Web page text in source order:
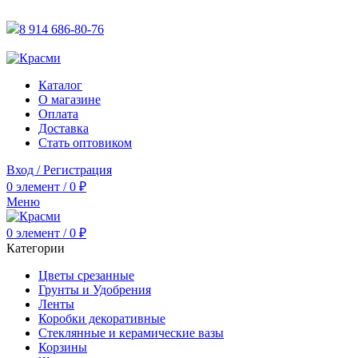
8 914 686-80-76
Каталог
О магазине
Оплата
Доставка
Стать оптовиком
Вход / Регистрация
0 элемент / 0 ₽
Меню
0 элемент / 0 ₽
Категории
Цветы срезанные
Грунты и Удобрения
Ленты
Коробки декоративные
Стеклянные и керамические вазы
Корзины